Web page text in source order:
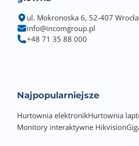
ul. Mokronoska 6, 52-407
info@incomgroup.pl
+48 71 35 88 000
Najpopularniejsze
Hurtownia elektronikHurtownia
Monitory interaktywne Hikvision